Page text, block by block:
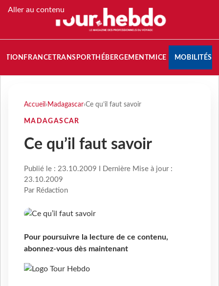
Aller au contenu
FRANCETRANSPORT HÉBERGEMENTMICE MOBILITÉS
Accueil › Madagascar›Ce qu’il faut savoir
MADAGASCAR
Ce qu’il faut savoir
Publié le : 23.10.2009 I Dernière Mise à jour :
23.10.2009
Par Rédaction
Pour poursuivre la lecture de ce contenu,
abonnez-vous dès maintenant